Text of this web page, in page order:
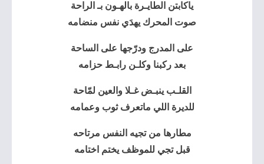
ياكابتن الطايـرة بالهـون بـ الراحة
صوت المحرك يهدَي نفس منضامه
على المدرج ودرّجها على الساحة
بعد ركبنا وكلـن رابـط حزامه
القلـب ينبـض غـلا والعين لمّاحة
للديرة اللي ماتعرف ثوب وعمامه
مطارها من تجيه النفس مرتاحه
قبل تجي للموظف يختم اختامه